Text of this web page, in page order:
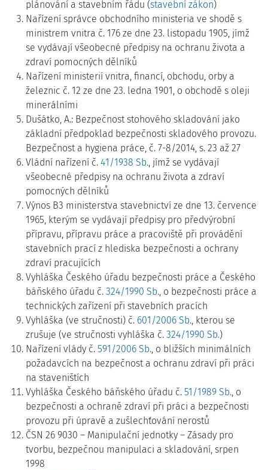
plánování a stavebním řádu (stavební zákon)
Nařízení správce obchodního ministeria ve shodě s
ministrem vnitra č. 176 ze dne 23. listopadu 1905, jímž
se vydávají všeobecné předpisy na ochranu života a
zdraví pomocných dělníků
Nařízení ministerií vnitra, financí, obchodu, orby a
železnic č. 12 ze dne 23. ledna 1901, o obchodě s oleji
minerálními
Dušátko, A.: Bezpečnost stohového skladování jako
základní předpoklad bezpečnosti skladového provozu.
Bezpečnost a hygiena práce, č. 7-8/2014, s. 23 až 27
Vládní nařízení č. 41/1938 Sb., jímž se vydávají
všeobecné předpisy na ochranu života a zdraví
pomocných dělníků
Výnos B3 ministerstva stavebnictví ze dne 13. července
1965, kterým se vydávají předpisy pro předvýrobní
přípravu, přípravu práce a pracoviště při provádění
stavebních prací z hlediska bezpečnosti a ochrany
zdraví pracujících
Vyhláška Českého úřadu bezpečnosti práce a Českého
báňského úřadu č. 324/1990 Sb., o bezpečnosti práce a
technických zařízení při stavebních pracích
Vyhláška (ve stručnosti) č. 601/2006 Sb., kterou se
zrušuje (ve stručnosti vyhláška č. 324/1990 Sb.)
Nařízení vlády č. 591/2006 Sb., o bližších minimálních
požadavcích na bezpečnost a ochranu zdraví při práci
na staveništích
Vyhláška Českého báňského úřadu č. 51/1989 Sb., o
bezpečnosti a ochraně zdraví při práci a bezpečnosti
provozu při úpravě a zušlechťování nerostů
ČSN 26 9030 – Manipulační jednotky – Zásady pro
tvorbu, bezpečnou manipulaci a skladování, srpen
1998